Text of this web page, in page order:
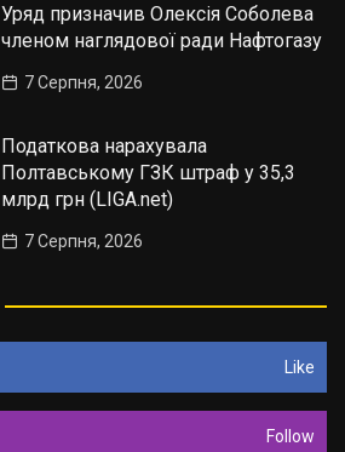
Уряд призначив Олексія Соболева
членом наглядової ради Нафтогазу
7 Серпня, 2026
Податкова нарахувала
Полтавському ГЗК штраф у 35,3
млрд грн (LIGA.net)
7 Серпня, 2026
Like
Follow